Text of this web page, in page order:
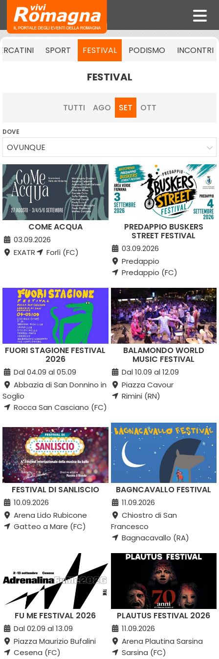
SPORT FESTIVAL PODISMO INCONTRI
FESTIVAL
TUTTI AGO SET OTT
DOVE
OVUNQUE
COME ACQUA
03.09.2026
EXATR
Forlì (FC)
PREDAPPIO BUSKERS
STREET FESTIVAL
03.09.2026
Predappio
Predappio (FC)
FUORI STAGIONE FESTIVAL
2026
Dal 04.09 al 05.09
Abbazia di San Donnino in
Soglio
Rocca San Casciano (FC)
BALAMONDO WORLD
MUSIC FESTIVAL
Dal 10.09 al 12.09
Piazza Cavour
Rimini (RN)
FESTIVAL DI SANLISCIO
10.09.2026
Arena Lido Rubicone
Gatteo a Mare (FC)
BAGNCAVALLO FESTIVAL
11.09.2026
Chiostro di San
Francesco
Bagnacavallo (RA)
FU ME FESTIVAL 2026
Dal 02.09 al 13.09
Piazza Maurizio Bufalini
Cesena (FC)
PLAUTUS FESTIVAL 2026
11.09.2026
Arena Plautina Sarsina
Sarsina (FC)